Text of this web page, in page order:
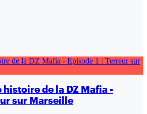
de la DZ Mafia -
sur Marseille